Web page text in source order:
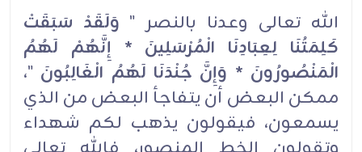
الله تعالى وعدنا بالنصر " وَلَقَدْ سَبَقَتْ
كَلِمَتُنَا لِعِبَادِنَا الْمُرْسَلِينَ * إِنَّهُمْ لَهُمُ
الْمَنْصُورُونَ * وَإِنَّ جُنْدَنَا لَهُمُ الْغَالِبُونَ "،
ممكن البعض أن يتفاجأ البعض من الذي
يسمعون، فيقولون يذهب لكم شهداء